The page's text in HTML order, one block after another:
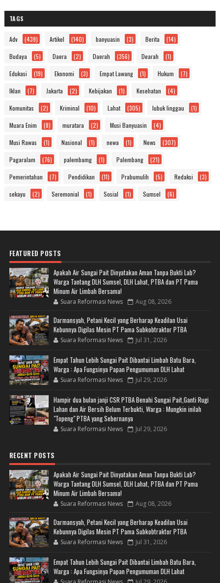
TAGS
Adv (439) Artikel (140) banyuasin (3) Berita (14)
Budaya (5) Daera (2) Daerah (356) Dearah (1)
Edukasi (19) Ekonomi (3) Empat Lawang (1) Hukum (7)
Iklan (7) Jakarta (2) Kebijakan (1) Kesehatan (4)
Komunitas (2) Kriminal (10) Lahat (305) lubuk linggau (1)
Muara Enim (8) muratara (2) Musi Banyuasin (4)
Musi Rawas (1) Nasional (1) newa (1) News (307)
Pagaralam (76) palembamg (1) Palembang (21)
Pemerintahan (7) Pendidikan (11) Prabumulih (5) Redaksi (3)
sekayu (2) Seremonial (1) Sosial (1) Sumsel (6)
FEATURED POSTS
Apakah Air Sungai Pait Dinyatakan Aman Tanpa Bukti Lab?
Warga Tantang DLH Sumsel, DLH Lahat, PTBA dan PT Pama
Minum Air Limbah Bersama!
Suara Reformasi News Aug 08, 2026
Darmansyah, Petani Kecil yang Berharap Keadilan Usai
Kebunnya Digilas Mesin PT Pama Subkobtraktor PTBA
Suara Reformasi News Jul 31, 2026
Empat Tahun Lebih Sungai Pait Dibantai Limbah Batu Bara,
Warga : Apa Fungsinya Papan Pengumuman DLH Lahat
Suara Reformasi News Jul 29, 2026
Hampir dua bulan janji CSR PTBA Benahi Sungai Pait,Ganti Rugi
Lahan dan Air Bersih Belum Terbukti, Warga : Mungkin inilah
"Topeng" PTBA yang Sebernanya
Suara Reformasi News Jul 29, 2026
RECENT POSTS
Apakah Air Sungai Pait Dinyatakan Aman Tanpa Bukti Lab?
Warga Tantang DLH Sumsel, DLH Lahat, PTBA dan PT Pama
Minum Air Limbah Bersama!
Suara Reformasi News Aug 08, 2026
Darmansyah, Petani Kecil yang Berharap Keadilan Usai
Kebunnya Digilas Mesin PT Pama Subkobtraktor PTBA
Suara Reformasi News Jul 31, 2026
Empat Tahun Lebih Sungai Pait Dibantai Limbah Batu Bara,
Warga : Apa Fungsinya Papan Pengumuman DLH Lahat